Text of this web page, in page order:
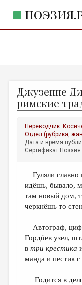
ЖАНРЫ
АВТОРЫ
КОММЕНТАРИИ
ЛИТСАЛОН
ПРАВИЛА САЙТА
ОТДЕЛЫ И РУБРИКИ
ДАЙДЖЕСТ
ПРОИЗВЕДЕНИЯ
Джузеппе
римские
Переводчик:
Отдел (рубрика,
Дата и время
Сертификат
Гуляли славно
идёшь, бывало,
там новый дом,
черкнёшь то
Автограф,
Гордúев узел,
втри крестика
манда и пестик
Годится в